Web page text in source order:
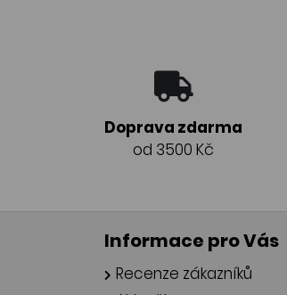
Doprava zdarma
od 3500 Kč
Informace pro Vás
Recenze zákazníků